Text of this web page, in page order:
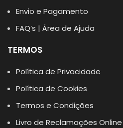
Envio e Pagamento
FAQ’s | Área de Ajuda
TERMOS
Política de Privacidade
Política de Cookies
Termos e Condições
Livro de Reclamações Online